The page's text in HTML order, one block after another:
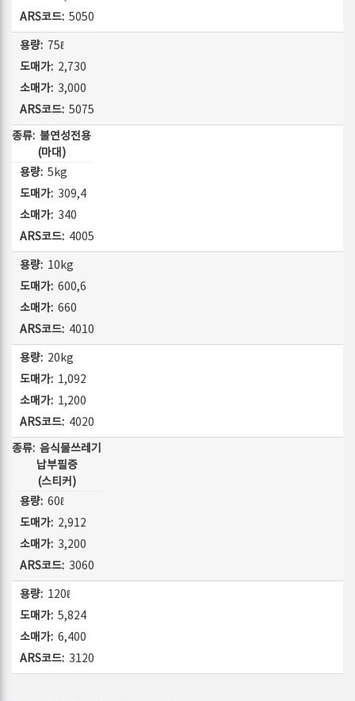
5050
75ℓ
2,730
3,000
5075
불연성전용
(마대)
5kg
309,4
340
4005
10kg
600,6
660
4010
20kg
1,092
1,200
4020
음식물쓰레기
납부필증
(스티커)
60ℓ
2,912
3,200
3060
120ℓ
5,824
6,400
3120